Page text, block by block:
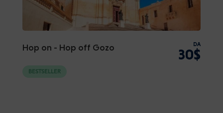
Hop on - Hop off Gozo DA
30$
BESTSELLER